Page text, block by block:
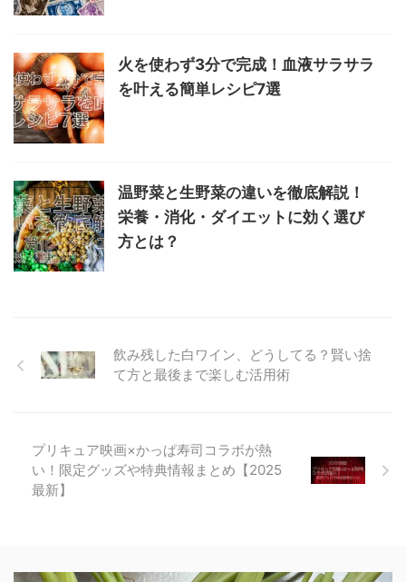
火を使わず3分で完成！血液サラサラ
を叶える簡単レシピ7選
温野菜と生野菜の違いを徹底解説！
栄養・消化・ダイエットに効く選び
方とは？
飲み残した白ワイン、どうしてる？賢い捨
て方と最後まで楽しむ活用術
プリキュア映画×かっぱ寿司コラボが熱
い！限定グッズや特典情報まとめ【2025
最新】